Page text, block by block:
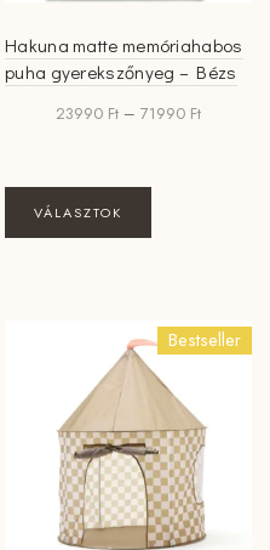
Hakuna matte memóriahabos
puha gyerekszőnyeg – Bézs
23990 Ft – 71990 Ft
VÁLASZTOK
a
variációja
van.
A
változatok
a
termékoldalon
választhatók
ki
Bestseller